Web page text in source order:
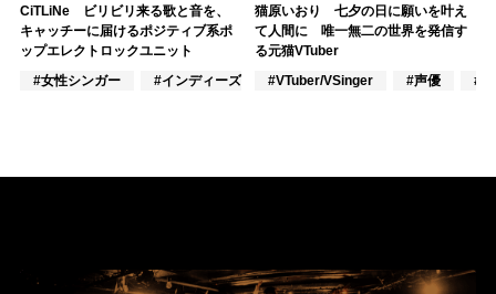
CiTLiNe ビリビリ来る歌と音を、
キャッチーに届けるポジティブ系ポ
ップエレクトロックユニット
#女性シンガー
#インディーズ #混合バンド
猫原いおり 七夕の日に願いを叶え
て人間に 唯一無二の世界を発信す
る元猫VTuber
#VTuber/VSinger
#声優 #